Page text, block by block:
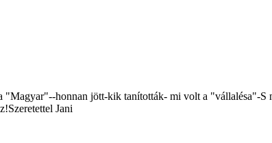
honnan jött-kik tanították- mi volt a "vállalésa"-
Jani